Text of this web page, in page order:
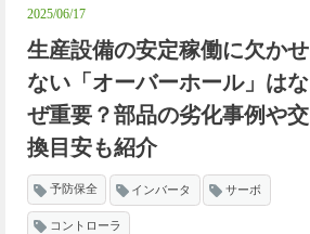
2025/06/17
生産設備の安定稼働に欠かせ
ない「オーバーホール」はな
ぜ重要？部品の劣化事例や交
換目安も紹介
予防保全 インバータ サーボ
コントローラ